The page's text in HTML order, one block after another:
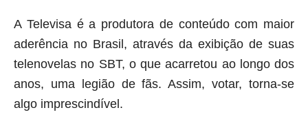
A Televisa é a produtora de conteúdo com maior
aderência no Brasil, através da exibição de suas
telenovelas no SBT, o que acarretou ao longo dos
anos, uma legião de fãs. Assim, votar, torna-se
algo imprescindível.